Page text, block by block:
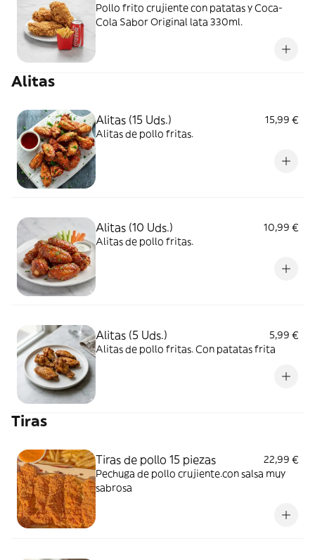
Pollo frito crujiente con patatas y Coca-
Cola Sabor Original lata 330ml.
Alitas
Alitas (15 Uds.)
15,99 €
Alitas de pollo fritas.
Alitas (10 Uds.)
10,99 €
Alitas de pollo fritas.
Alitas (5 Uds.)
5,99 €
Alitas de pollo fritas. Con patatas frita
Tiras
Tiras de pollo 15 piezas
22,99 €
Pechuga de pollo crujiente.con salsa muy
sabrosa